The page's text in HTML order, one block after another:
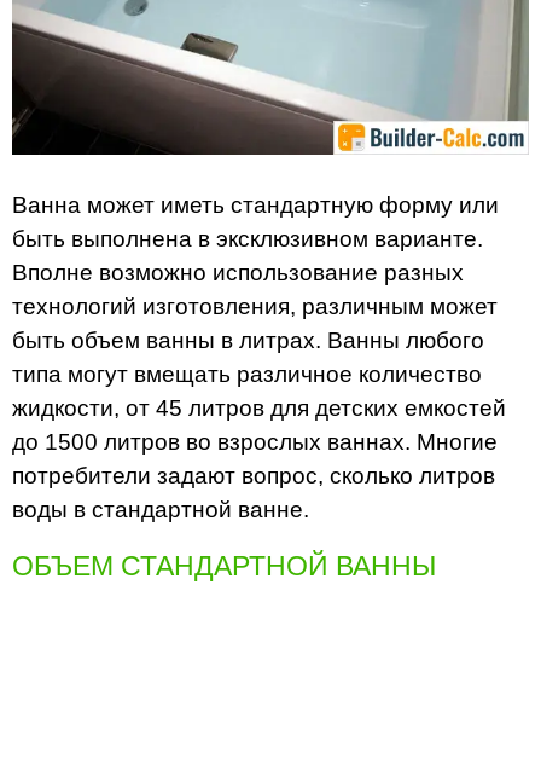
Ванна может иметь стандартную форму или
быть выполнена в эксклюзивном варианте.
Вполне возможно использование разных
технологий изготовления, различным может
быть объем ванны в литрах. Ванны любого
типа могут вмещать различное количество
жидкости, от 45 литров для детских емкостей
до 1500 литров во взрослых ваннах. Многие
потребители задают вопрос, сколько литров
воды в стандартной ванне.
ОБЪЕМ СТАНДАРТНОЙ ВАННЫ